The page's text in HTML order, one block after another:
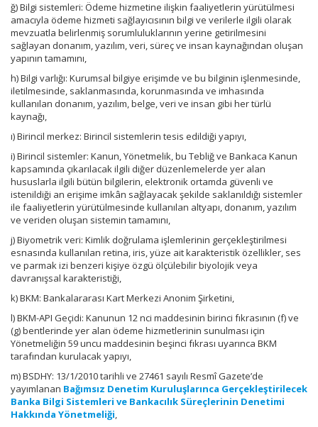
ğ) Bilgi sistemleri: Ödeme hizmetine ilişkin faaliyetlerin yürütülmesi
amacıyla ödeme hizmeti sağlayıcısının bilgi ve verilerle ilgili olarak
mevzuatla belirlenmiş sorumluluklarının yerine getirilmesini
sağlayan donanım, yazılım, veri, süreç ve insan kaynağından oluşan
yapının tamamını,
h) Bilgi varlığı: Kurumsal bilgiye erişimde ve bu bilginin işlenmesinde,
iletilmesinde, saklanmasında, korunmasında ve imhasında
kullanılan donanım, yazılım, belge, veri ve insan gibi her türlü
kaynağı,
ı) Birincil merkez: Birincil sistemlerin tesis edildiği yapıyı,
i) Birincil sistemler: Kanun, Yönetmelik, bu Tebliğ ve Bankaca Kanun
kapsamında çıkarılacak ilgili diğer düzenlemelerde yer alan
hususlarla ilgili bütün bilgilerin, elektronik ortamda güvenli ve
istenildiği an erişime imkân sağlayacak şekilde saklanıldığı sistemler
ile faaliyetlerin yürütülmesinde kullanılan altyapı, donanım, yazılım
ve veriden oluşan sistemin tamamını,
j) Biyometrik veri: Kimlik doğrulama işlemlerinin gerçekleştirilmesi
esnasında kullanılan retina, iris, yüze ait karakteristik özellikler, ses
ve parmak izi benzeri kişiye özgü ölçülebilir biyolojik veya
davranışsal karakteristiği,
k) BKM: Bankalararası Kart Merkezi Anonim Şirketini,
l) BKM-API Geçidi: Kanunun 12 nci maddesinin birinci fıkrasının (f) ve
(g) bentlerinde yer alan ödeme hizmetlerinin sunulması için
Yönetmeliğin 59 uncu maddesinin beşinci fıkrası uyarınca BKM
tarafından kurulacak yapıyı,
m) BSDHY: 13/1/2010 tarihli ve 27461 sayılı Resmî Gazete’de
yayımlanan Bağımsız Denetim Kuruluşlarınca Gerçekleştirilecek
Banka Bilgi Sistemleri ve Bankacılık Süreçlerinin Denetimi
Hakkında Yönetmeliği,